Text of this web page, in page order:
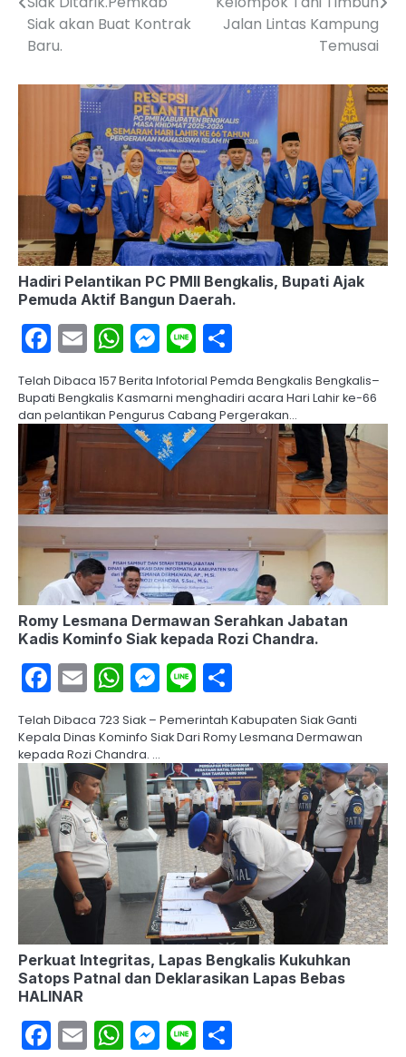
Siak akan Buat Kontrak
Baru.
Jalan Lintas Kampung
Temusai
Hadiri Pelantikan PC PMII Bengkalis, Bupati Ajak
Pemuda Aktif Bangun Daerah.
Facebook
EmailWhatsApp
Messenger
Line
Telah Dibaca 157 Berita Infotorial Pemda Bengkalis Bengkalis–
Bupati Bengkalis Kasmarni menghadiri acara Hari Lahir ke-66
dan pelantikan Pengurus Cabang Pergerakan…
Romy Lesmana Dermawan Serahkan Jabatan
Kadis Kominfo Siak kepada Rozi Chandra.
Facebook
EmailWhatsApp
Messenger
Line
Telah Dibaca 723 Siak – Pemerintah Kabupaten Siak Ganti
Kepala Dinas Kominfo Siak Dari Romy Lesmana Dermawan
kepada Rozi Chandra. …
Perkuat Integritas, Lapas Bengkalis Kukuhkan
Satops Patnal dan Deklarasikan Lapas Bebas
HALINAR
Facebook
EmailWhatsApp
Messenger
Line